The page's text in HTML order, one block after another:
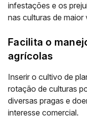
infestações e os
nas culturas de maior
Facilita o
agrícolas
Inserir o cultivo de
rotação de culturas
diversas pragas e
interesse comercial.